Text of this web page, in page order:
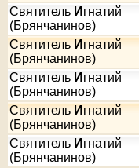
Святитель И гнатий
(Брянчанинов)
СвятительИгнатий
(Брянчанинов)
Святитель И гнатий
(Брянчанинов)
СвятительИгнатий
(Брянчанинов)
Святитель И гнатий
(Брянчанинов)